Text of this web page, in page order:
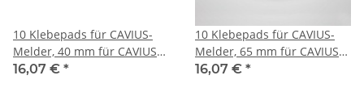
10 Klebepads für CAVIUS-
Melder, 40 mm für CAVIUS
"Invisible" Melder
16,07 € *
10 Klebepads für CAVIUS-
Melder, 65 mm für CAVIUS
"Wireless" Melder
16,07 € *